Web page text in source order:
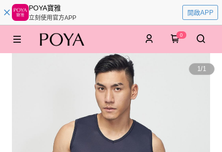
POYA寶雅
立刻使用官方APP
開啟APP
0
1/1